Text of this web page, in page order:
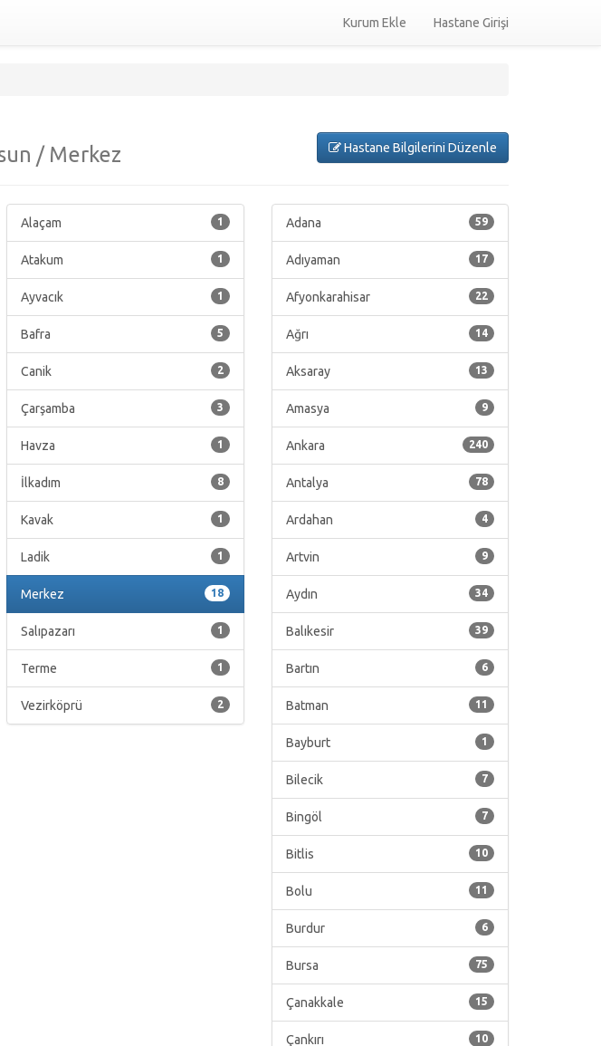
Kurum Ekle Hastane Girişi
Hastane Bilgilerini Düzenle
/ Merkez
1
Alaçam
1
Atakum
1
Ayvacık
5
Bafra
2
Canik
3
Çarşamba
1
Havza
8
İlkadım
1
Kavak
1
Ladik
18
Merkez
1
Salıpazarı
1
Terme
2
Vezirköprü
59
Adana
17
Adıyaman
22
Afyonkarahisar
14
Ağrı
13
Aksaray
9
Amasya
240
Ankara
78
Antalya
4
Ardahan
9
Artvin
34
Aydın
39
Balıkesir
6
Bartın
11
Batman
1
Bayburt
7
Bilecik
7
Bingöl
10
Bitlis
11
Bolu
6
Burdur
75
Bursa
15
Çanakkale
10
Çankırı